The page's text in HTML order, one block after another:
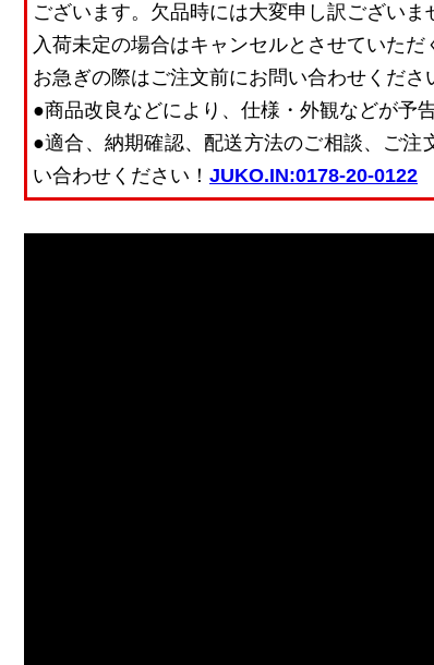
ございます。欠品時には大変申し訳ございま
入荷未定の場合はキャンセルとさせていただ
お急ぎの際はご注文前にお問い合わせくださ
●商品改良などにより、仕様・外観などが予
●適合、納期確認、配送方法のご相談、ご注
い合わせください！ JUKO.IN:0178-20-0122